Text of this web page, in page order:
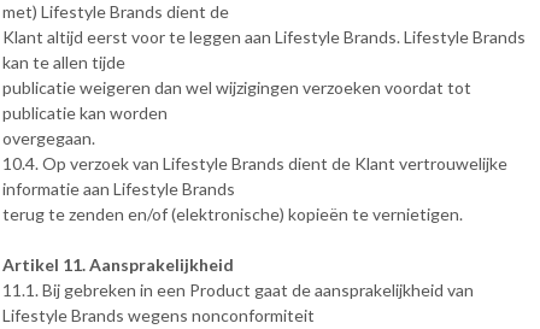
met) Lifestyle Brands dient de
Klant altijd eerst voor te leggen aan Lifestyle Brands. Lifestyle Brands
kan te allen tijde
publicatie weigeren dan wel wijzigingen verzoeken voordat tot
publicatie kan worden
overgegaan.
10.4. Op verzoek van Lifestyle Brands dient de Klant vertrouwelijke
informatie aan Lifestyle Brands
terug te zenden en/of (elektronische) kopieën te vernietigen.
Artikel 11. Aansprakelijkheid
11.1. Bij gebreken in een Product gaat de aansprakelijkheid van
Lifestyle Brands wegens nonconformiteit